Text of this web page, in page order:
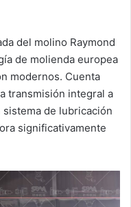
del molino Raymond
de molienda europea
modernos. Cuenta
transmisión integral a
de lubricación
significativamente